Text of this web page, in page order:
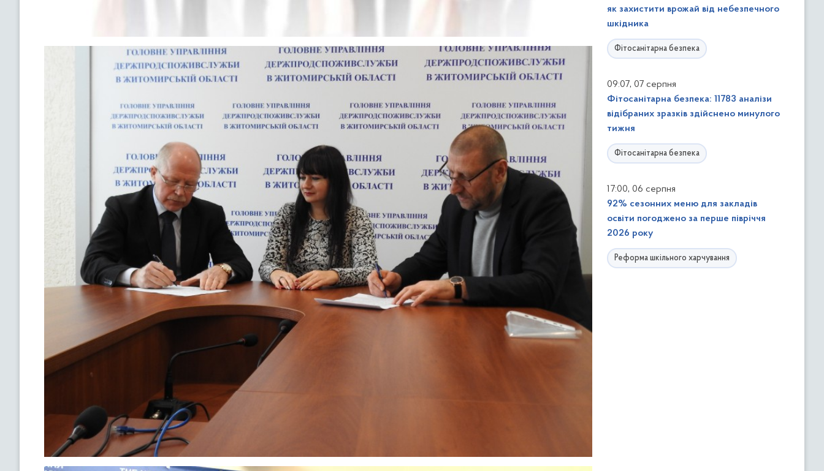
як захистити врожай від небезпечного
шкідника
Фітосанітарна безпека
09:07, 07 серпня
Фітосанітарна безпека: 11783 аналізи
відібраних зразків здійснено минулого
тижня
Фітосанітарна безпека
17:00, 06 серпня
92% сезонних меню для закладів
освіти погоджено за перше півріччя
2026 року
Реформа шкільного харчування